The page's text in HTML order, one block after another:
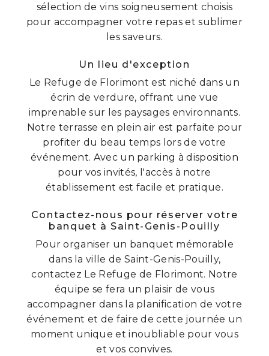
sélection de vins soigneusement choisis
pour accompagner votre repas et sublimer
les saveurs.
Un lieu d'exception
Le Refuge de Florimont est niché dans un
écrin de verdure, offrant une vue
imprenable sur les paysages environnants.
Notre terrasse en plein air est parfaite pour
profiter du beau temps lors de votre
événement. Avec un parking à disposition
pour vos invités, l'accès à notre
établissement est facile et pratique.
Contactez-nous pour réserver votre
banquet à Saint-Genis-Pouilly
Pour organiser un banquet mémorable
dans la ville de Saint-Genis-Pouilly,
contactez Le Refuge de Florimont. Notre
équipe se fera un plaisir de vous
accompagner dans la planification de votre
événement et de faire de cette journée un
moment unique et inoubliable pour vous
et vos convives.